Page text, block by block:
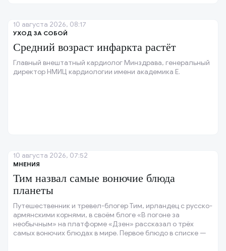
УХОД ЗА СОБОЙ
Средний возраст инфаркта растёт
Главный внештатный кардиолог Минздрава, генеральный
директор НМИЦ кардиологии имени академика Е.
10 августа 2026, 08:17
МНЕНИЯ
Тим назвал самые вонючие блюда
планеты
Путешественник и тревел-блогер Тим, ирландец с русско-
армянскими корнями, в своём блоге «В погоне за
необычным» на платформе «Дзен» рассказал о трёх
самых вонючих блюдах в мире. Первое блюдо в списке —
10 августа 2026, 07:52